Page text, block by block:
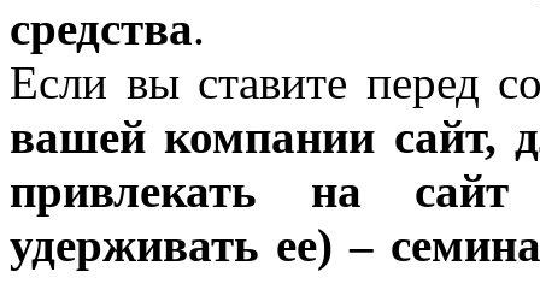
средства.
Если вы ставите перед
вашей компании сайт,
привлекать на
удерживать ее) –